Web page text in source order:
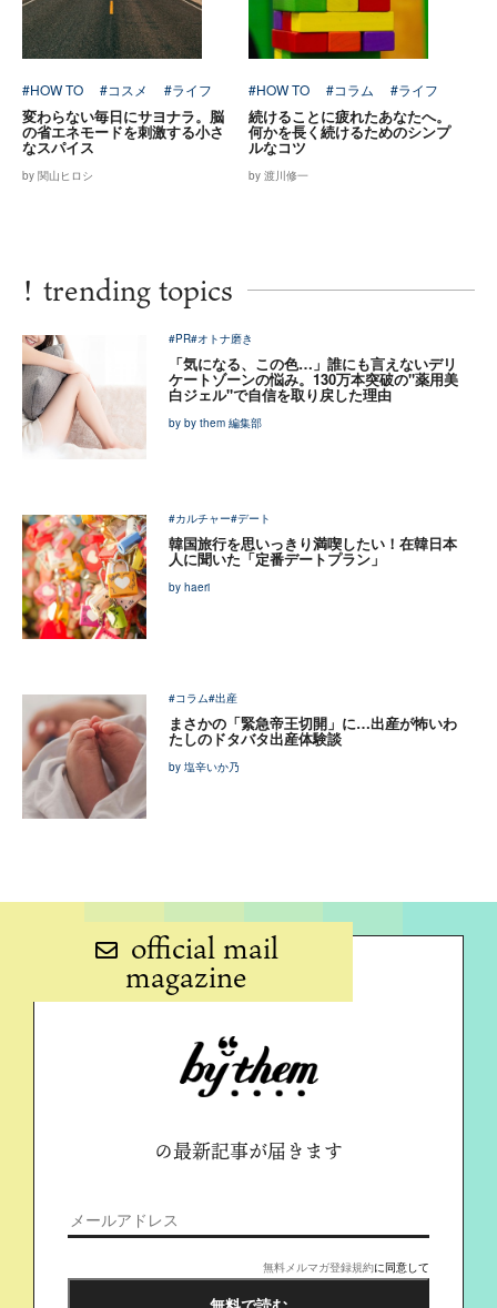
#HOW TO #コスメ #ライフ
変わらない毎日にサヨナラ。脳
の省エネモードを刺激する小さ
なスパイス
by 関山ヒロシ
#HOW TO #コラム #ライフ
続けることに疲れたあなたへ。
何かを長く続けるためのシンプ
ルなコツ
by 渡川修一
! trending topics
#PR#オトナ磨き
「気になる、この色…」誰にも言えないデリ
ケートゾーンの悩み。130万本突破の"薬用美
白ジェル"で自信を取り戻した理由
by by them 編集部
#カルチャー#デート
韓国旅行を思いっきり満喫したい！在韓日本
人に聞いた「定番デートプラン」
by haeri
#コラム#出産
まさかの「緊急帝王切開」に…出産が怖いわ
たしのドタバタ出産体験談
by 塩辛いか乃
official mail
magazine
の最新記事が届きます
無料メルマガ登録規約に同意して